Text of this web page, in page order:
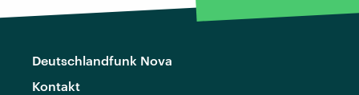
Deutschlandfunk Nova
Kontakt